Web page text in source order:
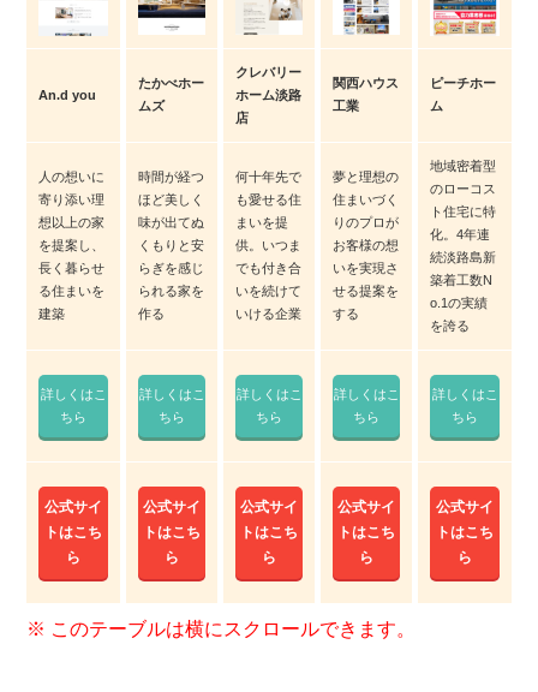
An.d you
たかべホー
ムズ
クレバリー
ホーム淡路
店
関西ハウス
工業
ピーチホー
ム
人の想いに
寄り添い理
想以上の家
を提案し、
長く暮らせ
る住まいを
建築
時間が経つ
ほど美しく
味が出てぬ
くもりと安
らぎを感じ
られる家を
作る
何十年先で
も愛せる住
まいを提
供。いつま
でも付き合
いを続けて
いける企業
夢と理想の
住まいづく
りのプロが
お客様の想
いを実現さ
せる提案を
する
地域密着型
のローコス
ト住宅に特
化。4年連
続淡路島新
築着工数N
o.1の実績
を誇る
詳しくはこ
ちら
詳しくはこ
ちら
詳しくはこ
ちら
詳しくはこ
ちら
詳しくはこ
ちら
公式サイ
トはこち
ら
公式サイ
トはこち
ら
公式サイ
トはこち
ら
公式サイ
トはこち
ら
公式サイ
トはこち
ら